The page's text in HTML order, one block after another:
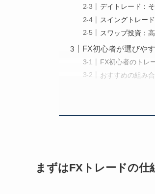
デイトレード：
スイングトレー
スワップ投資：
FX初心者が選びや
FX初心者のトレ
おすすめの組み
まずはFXトレードの